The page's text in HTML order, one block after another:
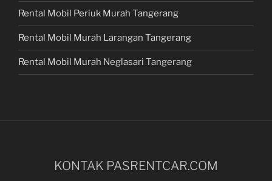
Rental Mobil Periuk Murah Tangerang
Rental Mobil Murah Larangan Tangerang
Rental Mobil Murah Neglasari Tangerang
KONTAK PASRENTCAR.COM